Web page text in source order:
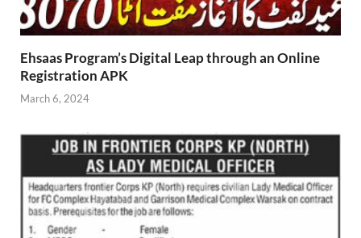
Ehsaas Program’s Digital Leap through an Online
Registration APK
March 6, 2024